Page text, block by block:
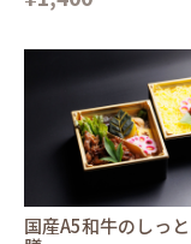
国産A5和牛のしっ